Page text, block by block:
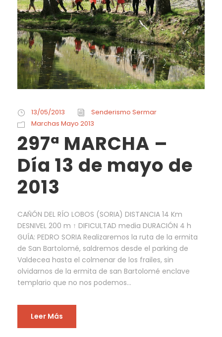
13/05/2013
Senderismo Sermar
Marchas Mayo 2013
297ª MARCHA –
Día 13 de mayo de
2013
CAÑÓN DEL RÍO LOBOS (SORIA) DISTANCIA 14 Km
DESNIVEL 200 m ↑ DIFICULTAD media DURACIÓN 4 h
GUÍA: PEDRO SORIA Realizaremos la ruta de la ermita
de San Bartolomé, saldremos desde el parking de
Valdecea hasta el colmenar de los frailes, sin
olvidarnos de la ermita de san Bartolomé enclave
templario que no nos podemos...
Leer Más